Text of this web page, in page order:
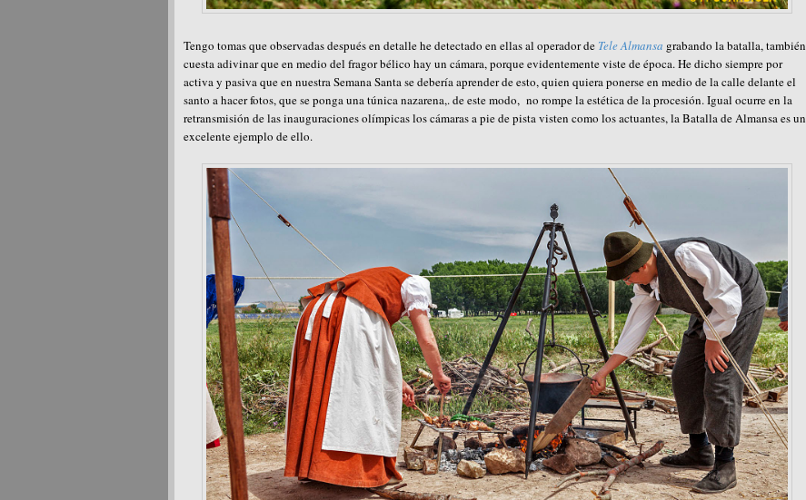
Tengo tomas que observadas después en detalle he detectado en ellas al operador de Tele Almansa grabando la batalla, también
cuesta adivinar que en medio del fragor bélico hay un cámara, porque evidentemente viste de época. He dicho siempre por
activa y pasiva que en nuestra Semana Santa se debería aprender de esto, quien quiera ponerse en medio de la calle delante el
santo a hacer fotos, que se ponga una túnica nazarena,. de este modo, no rompe la estética de la procesión. Igual ocurre en la
retransmisión de las inauguraciones olímpicas los cámaras a pie de pista visten como los actuantes, la Batalla de Almansa es un
excelente ejemplo de ello.